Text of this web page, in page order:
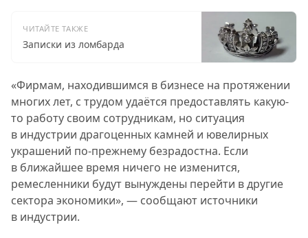
ЧИТАЙТЕ ТАКЖЕ
Записки из ломбарда
«Фирмам, находившимся в бизнесе на протяжении
многих лет, с трудом удаётся предоставлять какую-
то работу своим сотрудникам, но ситуация
в индустрии драгоценных камней и ювелирных
украшений по-прежнему безрадостна. Если
в ближайшее время ничего не изменится,
ремесленники будут вынуждены перейти в другие
сектора экономики», — сообщают источники
в индустрии.